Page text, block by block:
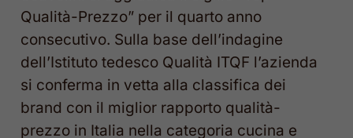
Qualità-Prezzo” per il quarto anno
consecutivo. Sulla base dell’indagine
dell’Istituto tedesco Qualità ITQF l’azienda
si conferma in vetta alla classifica dei
brand con il miglior rapporto qualità-
prezzo in Italia nella categoria cucina e